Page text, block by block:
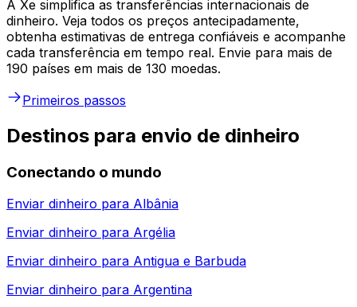
A Xe simplifica as transferências internacionais de
dinheiro. Veja todos os preços antecipadamente,
obtenha estimativas de entrega confiáveis e acompanhe
cada transferência em tempo real. Envie para mais de
190 países em mais de 130 moedas.
Primeiros passos
Destinos para envio de dinheiro
Conectando o mundo
Enviar dinheiro para Albânia
Enviar dinheiro para Argélia
Enviar dinheiro para Antigua e Barbuda
Enviar dinheiro para Argentina